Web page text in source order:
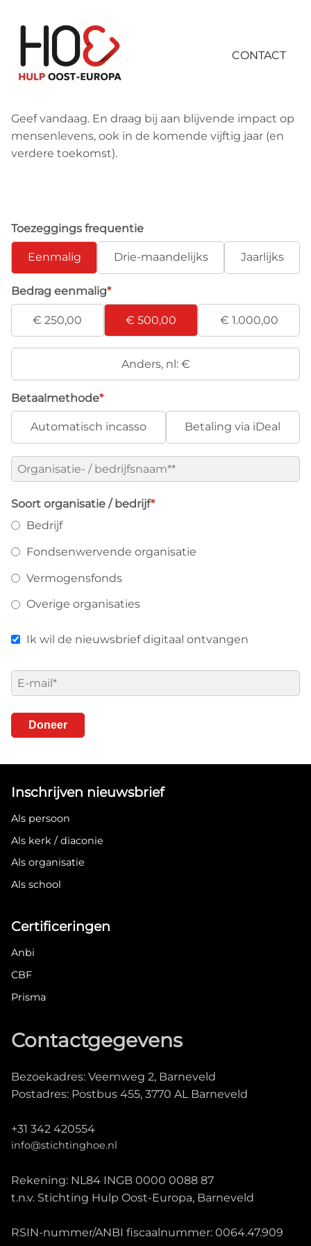
links
to
to
main
content
CONTACT
Geef vandaag. En draag bij aan blijvende impact op
mensenlevens, ook in de komende vijftig jaar (en
verdere toekomst).
Toezeggings frequentie
Eenmalig Drie-maandelijks Jaarlijks
Bedrag eenmalig*
€ 250,00 € 500,00 € 1.000,00
Betaalmethode*
Automatisch incasso Betaling via iDeal
Organisatie-
/
Soort organisatie / bedrijf*
Bedrijf
Fondsenwervende organisatie
Vermogensfonds
Overige organisaties
Ik wil de nieuwsbrief digitaal ontvangen
E-
mail *
Doneer
Inschrijven nieuwsbrief
Als persoon
Als kerk / diaconie
Als organisatie
Als school
Certificeringen
Anbi
CBF
Prisma
Contactgegevens
Bezoekadres: Veemweg 2, Barneveld
Postadres: Postbus 455, 3770 AL Barneveld
+31 342 420554
info@stichtinghoe.nl
Rekening: NL84 INGB 0000 0088 87
t.n.v. Stichting Hulp Oost-Europa, Barneveld
RSIN-nummer/ANBI fiscaalnummer: 0064.47.909